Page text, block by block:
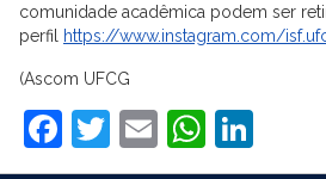
comunidade acadêmica podem ser
perfil https://www.instagram.com/
(Ascom UFCG
Facebook
Twitter
Email